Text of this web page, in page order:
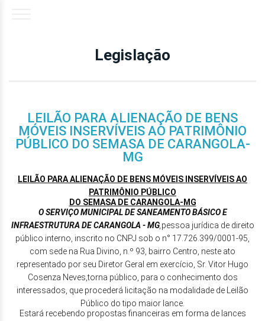
Legislação
LEILÃO PARA ALIENAÇÃO DE BENS
MÓVEIS INSERVÍVEIS AO PATRIMÔNIO
PÚBLICO DO SEMASA DE CARANGOLA-
MG
LEILÃO PARA ALIENAÇÃO DE BENS MÓVEIS INSERVÍVEIS AO
PATRIMÔNIO PÚBLICO
DO SEMASA DE CARANGOLA-MG
O SERVIÇO MUNICIPAL DE SANEAMENTO BÁSICO E
INFRAESTRUTURA DE CARANGOLA - MG, pessoa jurídica de direito
público interno, inscrito no CNPJ sob o n° 17.726.399/0001-95,
com sede na Rua Divino, n.º 93, bairro Centro, neste ato
representado por seu Diretor Geral em exercício, Sr. Vitor Hugo
Cosenza Neves,torna público, para o conhecimento dos
interessados, que procederá licitação na modalidade de Leilão
Público do tipo maior lance.
Estará recebendo propostas financeiras em forma de lances